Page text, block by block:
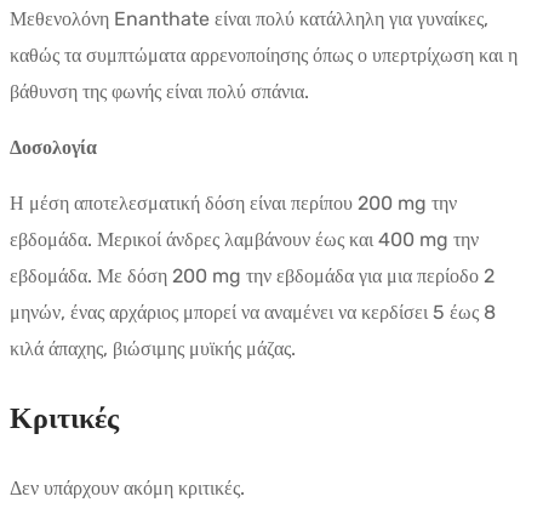
Μεθενολόνη Enanthate είναι πολύ κατάλληλη για γυναίκες,
καθώς τα συμπτώματα αρρενοποίησης όπως ο υπερτρίχωση και η
βάθυνση της φωνής είναι πολύ σπάνια.
Δοσολογία
Η μέση αποτελεσματική δόση είναι περίπου 200 mg την
εβδομάδα. Μερικοί άνδρες λαμβάνουν έως και 400 mg την
εβδομάδα. Με δόση 200 mg την εβδομάδα για μια περίοδο 2
μηνών, ένας αρχάριος μπορεί να αναμένει να κερδίσει 5 έως 8
κιλά άπαχης, βιώσιμης μυϊκής μάζας.
Κριτικές
Δεν υπάρχουν ακόμη κριτικές.